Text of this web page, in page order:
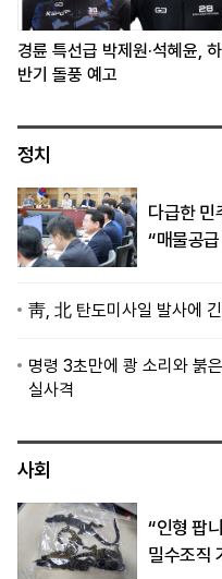
경륜 특선급 박제원·석혜윤, 하
반기 돌풍 예고
정치
다급한 민
“매물공
靑, 北 탄도미사일 발사에
명령 3초만에 쾅 소리와 붉
실사격
사회
“인형 팝
밀수조직